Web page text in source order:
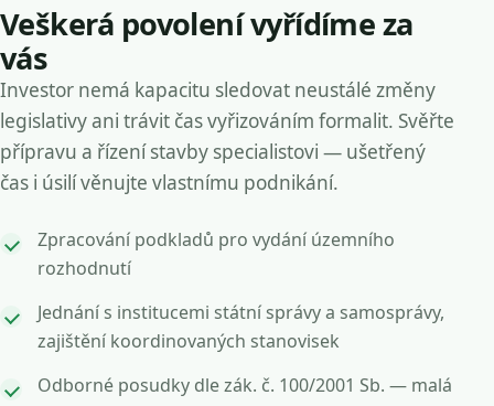
Veškerá povolení vyřídíme za
vás
Investor nemá kapacitu sledovat neustálé změny
legislativy ani trávit čas vyřizováním formalit. Svěřte
přípravu a řízení stavby specialistovi — ušetřený
čas i úsilí věnujte vlastnímu podnikání.
Zpracování podkladů pro vydání územního
rozhodnutí
Jednání s institucemi státní správy a samosprávy,
zajištění koordinovaných stanovisek
Odborné posudky dle zák. č. 100/2001 Sb. — malá